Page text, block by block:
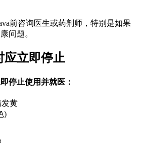
前咨询医生或药剂师，特别是如果
问题。
应立即停止
停止使用并就医：
发黄
)